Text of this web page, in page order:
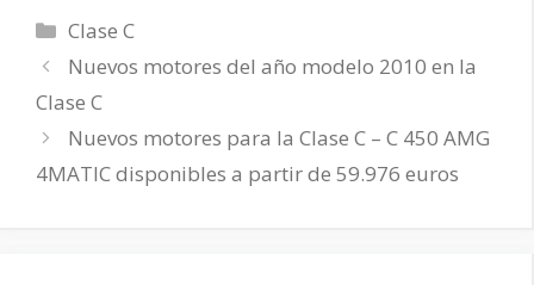
Categorías
Clase C
Nuevos motores del año modelo 2010 en la
Clase C
Nuevos motores para la Clase C – C 450 AMG
4MATIC disponibles a partir de 59.976 euros